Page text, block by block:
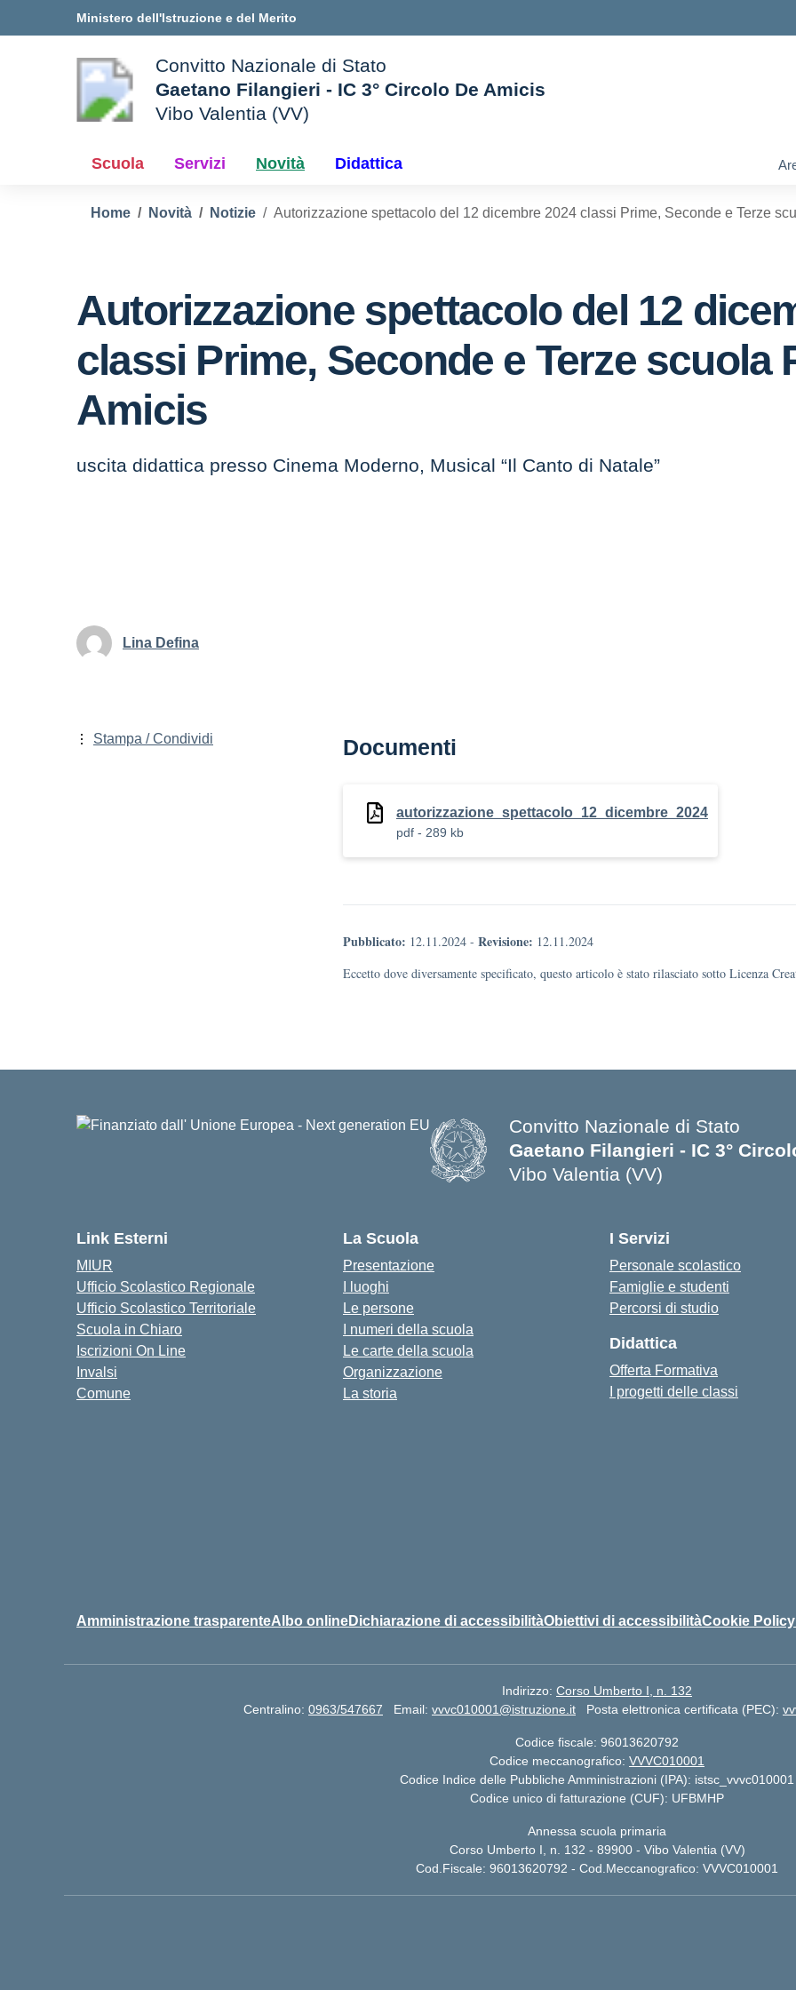
Ministero dell'Istruzione e del Merito
scuola
Convitto Nazionale di Stato
Gaetano Filangieri - IC 3° Circolo De Amicis
Vibo Valentia (VV)
Scuola Servizi Novità Didattica
Home Novità Notizie Autorizzazione spettacolo del 12 dicembre 2024 classi Prime, Seconde e Terze
Autorizzazione spettacolo del 12
classi Prime, Seconde e Terze scuola
Amicis
uscita didattica presso Cinema Moderno, Musical “Il Canto di Natale”
Lina Defina
Documenti
autorizzazione_spettacolo_12_dicembre_2024
pdf - 289 kb
Pubblicato: 12.11.2024 - Revisione: 12.11.2024
Eccetto dove diversamente specificato, questo articolo è stato rilasciato sotto Licenza
Stampa / Condividi
Convitto Nazionale di Stato
Gaetano Filangieri - IC 3°
Vibo Valentia (VV)
Link Esterni
MIUR
Ufficio Scolastico Regionale
Ufficio Scolastico Territoriale
Scuola in Chiaro
Iscrizioni On Line
Invalsi
Comune
La Scuola
Presentazione
I luoghi
Le persone
I numeri della scuola
Le carte della scuola
Organizzazione
La storia
I Servizi
Personale scolastico
Famiglie e studenti
Percorsi di studio
Didattica
Offerta Formativa
I progetti delle classi
Amministrazione trasparenteAlbo onlineDichiarazione di accessibilitàObiettivi di accessibilitàCookie Policy
Indirizzo: Corso Umberto I, n. 132
Centralino: 0963/547667 Email: vvvc010001@istruzione.it Posta elettronica certificata (PEC):
Codice fiscale: 96013620792
Codice meccanografico: VVVC010001
Codice Indice delle Pubbliche Amministrazioni (IPA): istsc_vvvc010001
Codice unico di fatturazione (CUF): UFBMHP
Annessa scuola primaria
Corso Umberto I, n. 132 - 89900 - Vibo Valentia (VV)
Cod.Fiscale: 96013620792 - Cod.Meccanografico: VVVC010001